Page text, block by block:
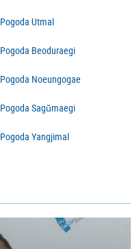
Pogoda Utmal
Pogoda Beoduraegi
Pogoda Noeungogae
Pogoda Sagŭmaegi
Pogoda Yangjimal